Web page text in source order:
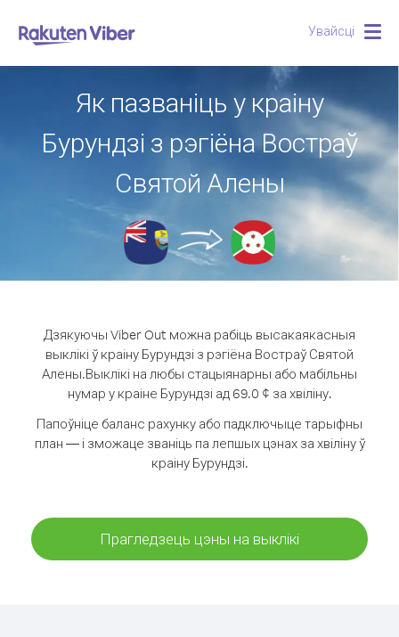
Увайсці
Як пазваніць у краіну
Бурундзі з рэгіёна Востраў
Святой Алены
Дзякуючы Viber Out можна рабіць высакаякасныя
выклікі ў краіну Бурундзі з рэгіёна Востраў Святой
Алены.Выклікі на любы стацыянарны або мабільны
нумар у краіне Бурундзі ад 69.0 ¢ за хвіліну.
Папоўніце баланс рахунку або падключыце тарыфны
план — і зможаце званіць па лепшых цэнах за хвіліну ў
краіну Бурундзі.
Прагледзець цэны на выклікі